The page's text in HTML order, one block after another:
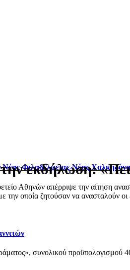
Νέας Φιλαδέλφειας-Νέας
Αθηνών απέρριψε την αίτηση
οποία ζητούσαν να ανασταλούν οι
συνολικού
εκδήλωση: